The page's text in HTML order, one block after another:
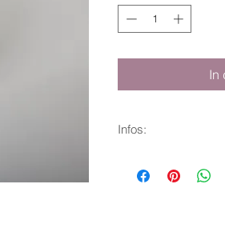
In
Infos:
Höhe 38 cm